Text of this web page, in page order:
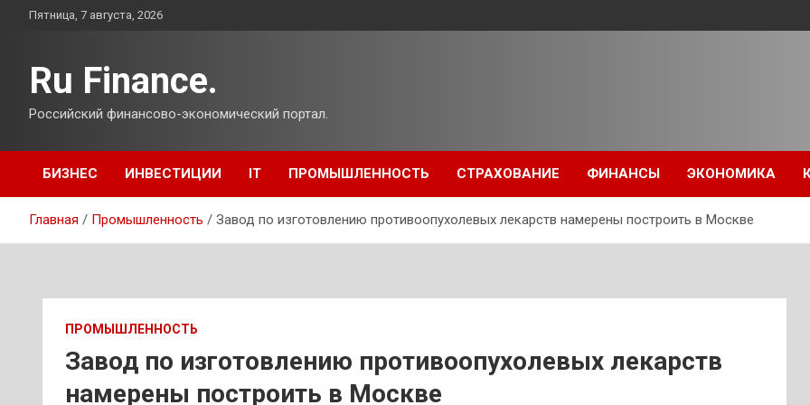
ПерейтиПятница, 7 августа, 2026
Ru Finance.
Российский финансово-экономический портал.
БИЗНЕС ИНВЕСТИЦИИ IT ПРОМЫШЛЕННОСТЬ СТРАХОВАНИЕ ФИНАНСЫ ЭКОНОМИКА
Главная Промышленность Завод по изготовлению противоопухолевых лекарств намерены построить в Москве
ПРОМЫШЛЕННОСТЬ
Завод по изготовлению противоопухолевых лекарств
намерены построить в Москве